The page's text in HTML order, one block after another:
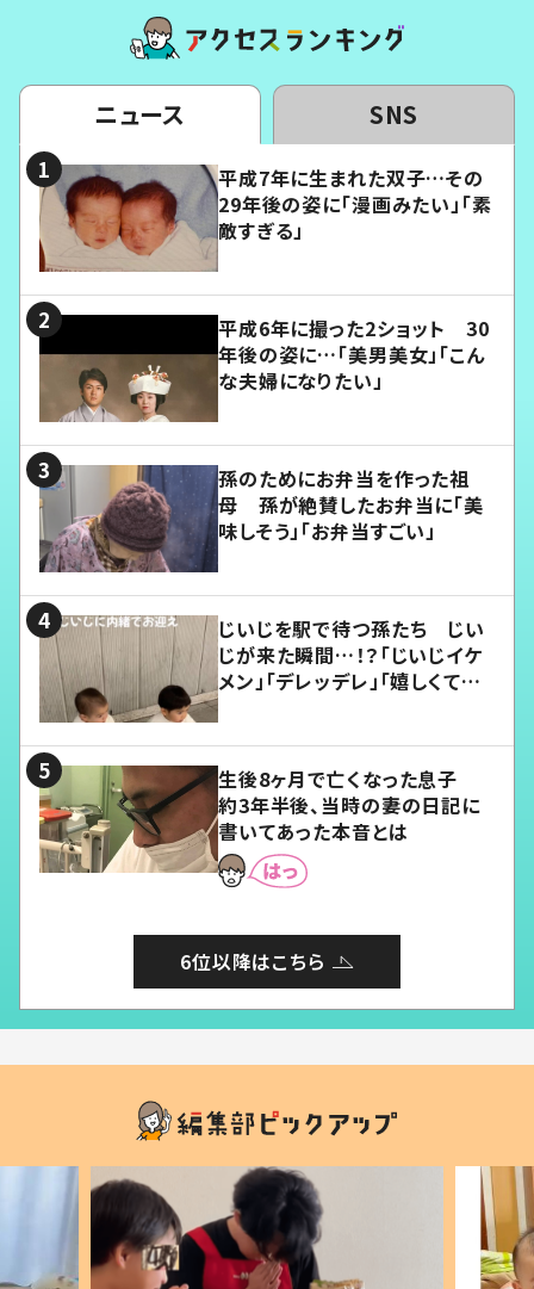
ニュース SNS
平成7年に生まれた双子…その
29年後の姿に「漫画みたい」「素
敵すぎる」
平成6年に撮った2ショット 30
年後の姿に…「美男美女」「こん
な夫婦になりたい」
孫のためにお弁当を作った祖
母 孫が絶賛したお弁当に「美
味しそう」「お弁当すごい」
じいじを駅で待つ孫たち じい
じが来た瞬間…！？「じいじイケ
メン」「デレッデレ」「嬉しくて可
生後8ヶ月で亡くなった息子
約3年半後、当時の妻の日記に
書いてあった本音とは
6位以降はこちら